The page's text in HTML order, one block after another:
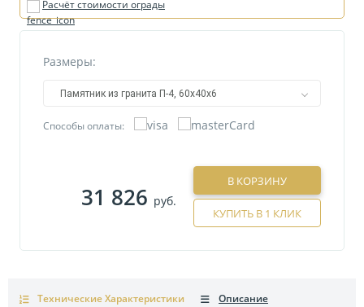
Расчёт стоимости ограды
Размеры:
Памятник из гранита П-4, 60х40х6
Способы оплаты:
31 826 руб.
В КОРЗИНУ
КУПИТЬ В 1 КЛИК
Технические Характеристики
Описание